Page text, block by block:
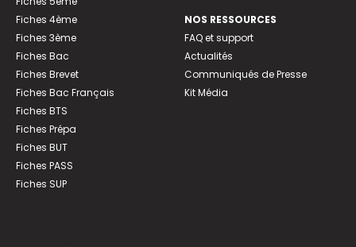
Fiches 4ème
Fiches 3ème
Fiches Bac
Fiches Brevet
Fiches Bac Français
Fiches BTS
Fiches Prépa
Fiches BUT
Fiches PASS
Fiches SUP
NOS RESSOURCES
FAQ et support
Actualités
Communiqués de Presse
Kit Média